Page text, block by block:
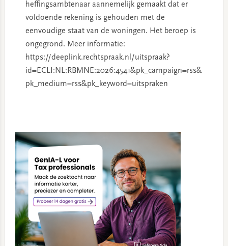
heffingsambtenaar aannemelijk gemaakt dat er
voldoende rekening is gehouden met de
eenvoudige staat van de woningen. Het beroep is
ongegrond. Meer informatie:
https://deeplink.rechtspraak.nl/uitspraak?
id=ECLI:NL:RBMNE:2026:4541&pk_campaign=rss&
pk_medium=rss&pk_keyword=uitspraken
Sidebar